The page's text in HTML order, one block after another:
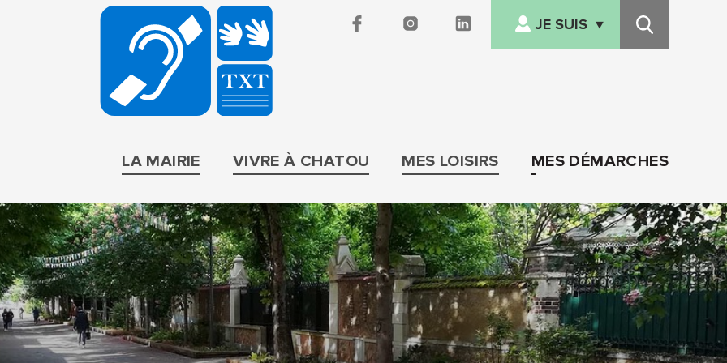
BRUITPARIF
FACEBOOK INSTAGRAMLINKEDIN JE SUIS
FAMILLE
Recherche
LA MAIRIE VIVRE À CHATOU MES LOISIRS MES DÉMARCHES